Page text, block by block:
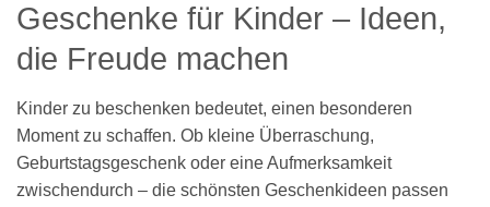
Geschenke für Kinder – Ideen,
die Freude machen
Kinder zu beschenken bedeutet, einen besonderen
Moment zu schaffen. Ob kleine Überraschung,
Geburtstagsgeschenk oder eine Aufmerksamkeit
zwischendurch – die schönsten Geschenkideen passen